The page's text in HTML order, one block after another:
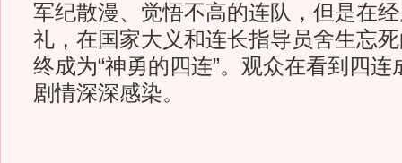
军纪散漫、觉悟不高的连队，但是在
礼，在国家大义和连长指导员舍生忘
终成为“神勇的四连”。观众在看到四
剧情深深感染。